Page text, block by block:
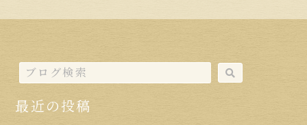
最近の投稿